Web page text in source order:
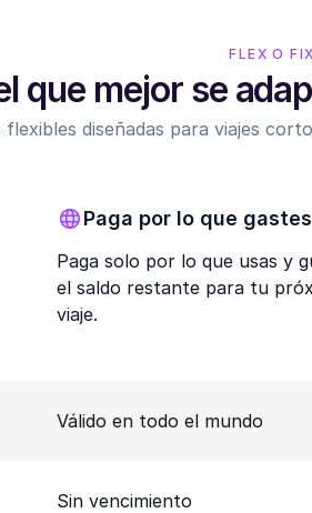
FLEX O FIX
que mejor se
diseñadas para viajes
Paga por lo que gastes
Paga solo por lo que usas y
el saldo restante para tu
viaje.
Válido en todo el mundo
Sin vencimiento